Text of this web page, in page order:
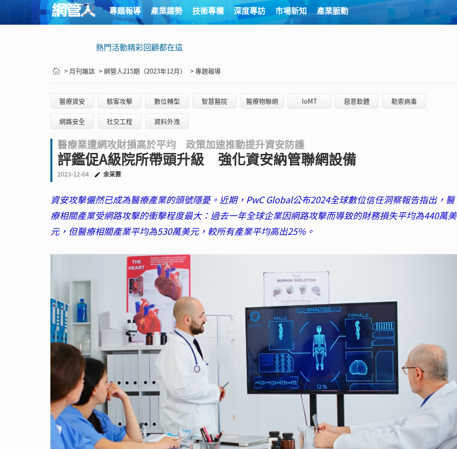
專題報導 產業趨勢 技術專欄 深度專訪 市場新知 產業脈動
熱門活動精彩回顧都在這
> 月刊雜誌 > 網管人215期（2023年12月） > 專題報導
醫療資安 駭客攻擊 數位轉型 智慧醫院 醫療物聯網 IoMT 惡意軟體 勒索病毒
網路安全 社交工程 資料外洩
醫療業遭網攻財損高於平均 政策加速推動提升資安防護
評鑑促A級院所帶頭升級 強化資安納管聯網設備
2023-12-04 余采霏
資安攻擊儼然已成為醫療產業的頭號隱憂。近期，PwC Global公布2024全球數位信任洞察報告指出，醫
療相關產業受網路攻擊的衝擊程度最大：過去一年全球企業因網路攻擊而導致的財務損失平均為440萬美
元，但醫療相關產業平均為530萬美元，較所有產業平均高出25%。